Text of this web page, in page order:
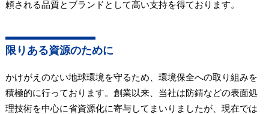
頼される品質とブランドとして高い支持を得ております。
限りある資源のために
かけがえのない地球環境を守るため、環境保全への取り組みを
積極的に行っております。創業以来、当社は防錆などの表面処
理技術を中心に省資源化に寄与してまいりましたが、現在では